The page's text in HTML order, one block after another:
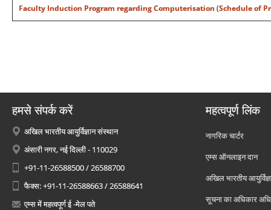
Faculty Induction Program regarding Computerisation (Schedule of
हमसे संपर्क करें
अखिल भारतीय आयुर्विज्ञान संस्थान
अंसारी नगर, नई दिल्ली - 110029
+91-11-26588500 / 26588700
फैक्स: +91-11-26588663 / 26588641
एम्स में महत्वपूर्ण ई -मेल पते
महत्वपूर्ण लिंक
नागरिक चार्टर
एम्स ऑनलाइन दान
अखिल भारतीय
सूचना का अधिकार